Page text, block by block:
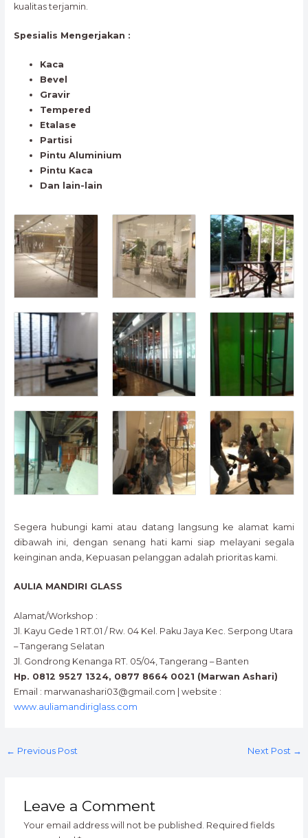
kualitas terjamin.
Spesialis Mengerjakan :
Kaca
Bevel
Gravir
Tempered
Etalase
Partisi
Pintu Aluminium
Pintu Kaca
Dan lain-lain
Segera hubungi kami atau datang langsung ke alamat kami
dibawah ini, dengan senang hati kami siap melayani segala
keinginan anda, Kepuasan pelanggan adalah prioritas kami.
AULIA MANDIRI GLASS
Alamat/Workshop :
Jl. Kayu Gede 1 RT.01 / Rw. 04 Kel. Paku Jaya Kec. Serpong Utara
– Tangerang Selatan
Jl. Gondrong Kenanga RT. 05/04, Tangerang – Banten
Hp. 0812 9527 1324, 0877 8664 0021 (Marwan Ashari)
Email : marwanashari03@gmail.com | website :
www.auliamandiriglass.com
← Previous Post Next Post →
Leave a Comment
Your email address will not be published. Required fields